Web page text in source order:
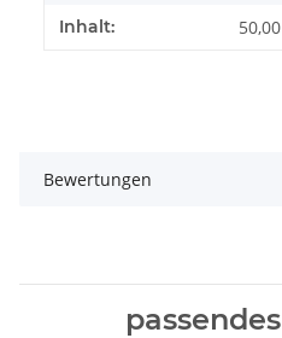
Inhalt:
Bewertungen